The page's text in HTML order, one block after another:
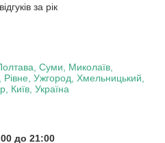
за рік
Суми, Миколаїв,
Рівне, Ужгород, Хмельницький,
Київ, Україна
до 21:00